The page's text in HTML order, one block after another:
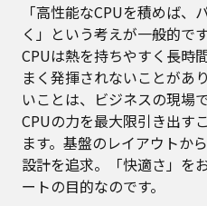
「高性能なCPUを積めば
く」という考えが一般的で
CPUは熱を持ちやすく長時
まく発揮されないことがあ
いことは、ビジネスの現場
CPUの力を最大限引き出す
ます。基盤のレイアウトか
設計を追求。「快適さ」を
ートの目的なのです。